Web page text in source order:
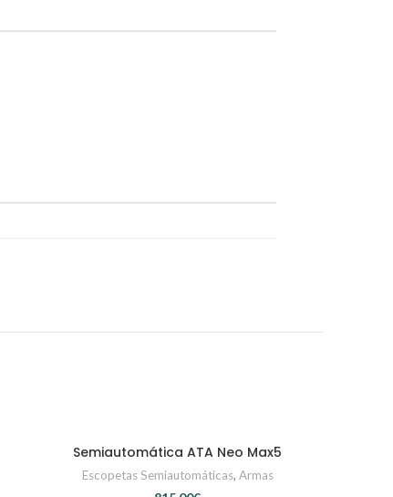
CONTACTAR
Semiautomática ATA Neo Max5
Escopetas Semiautomáticas, Armas